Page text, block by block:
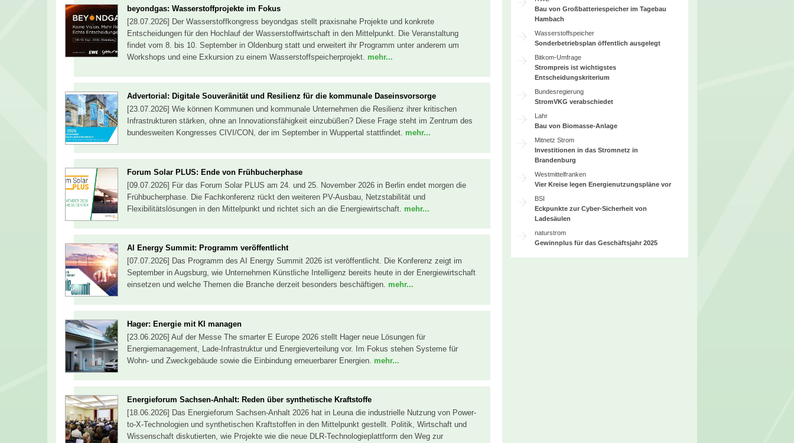
beyondgas: Wasserstoffprojekte im Fokus
[28.07.2026] Der Wasserstoffkongress beyondgas stellt praxisnahe Projekte und konkrete
Entscheidungen für den Hochlauf der Wasserstoffwirtschaft in den Mittelpunkt. Die Veranstaltung
findet vom 8. bis 10. September in Oldenburg statt und erweitert ihr Programm unter anderem um
Workshops und eine Exkursion zu einem Wasserstoffspeicherprojekt. mehr...
Advertorial: Digitale Souveränität und Resilienz für die kommunale Daseinsvorsorge
[23.07.2026] Wie können Kommunen und kommunale Unternehmen die Resilienz ihrer kritischen
Infrastrukturen stärken, ohne an Innovationsfähigkeit einzubüßen? Diese Frage steht im Zentrum des
bundesweiten Kongresses CIVI/CON, der im September in Wuppertal stattfindet. mehr...
Forum Solar PLUS: Ende von Frühbucherphase
[09.07.2026] Für das Forum Solar PLUS am 24. und 25. November 2026 in Berlin endet morgen die
Frühbucherphase. Die Fachkonferenz rückt den weiteren PV-Ausbau, Netzstabilität und
Flexibilitätslösungen in den Mittelpunkt und richtet sich an die Energiewirtschaft. mehr...
AI Energy Summit: Programm veröffentlicht
[07.07.2026] Das Programm des AI Energy Summit 2026 ist veröffentlicht. Die Konferenz zeigt im
September in Augsburg, wie Unternehmen Künstliche Intelligenz bereits heute in der Energiewirtschaft
einsetzen und welche Themen die Branche derzeit besonders beschäftigen. mehr...
Hager: Energie mit KI managen
[23.06.2026] Auf der Messe The smarter E Europe 2026 stellt Hager neue Lösungen für
Energiemanagement, Lade-Infrastruktur und Energieverteilung vor. Im Fokus stehen Systeme für
Wohn- und Zweckgebäude sowie die Einbindung erneuerbarer Energien. mehr...
Energieforum Sachsen-Anhalt: Reden über synthetische Kraftstoffe
[18.06.2026] Das Energieforum Sachsen-Anhalt 2026 hat in Leuna die industrielle Nutzung von Power-
to-X-Technologien und synthetischen Kraftstoffen in den Mittelpunkt gestellt. Politik, Wirtschaft und
Wissenschaft diskutierten, wie Projekte wie die neue DLR-Technologieplattform den Weg zur
Bau von Großbatteriespeicher im Tagebau
Hambach
Wasserstoffspeicher
Sonderbetriebsplan öffentlich ausgelegt
Bitkom-Umfrage
Strompreis ist wichtigstes
Entscheidungskriterium
Bundesregierung
StromVKG verabschiedet
Lahr
Bau von Biomasse-Anlage
Mitnetz Strom
Investitionen in das Stromnetz in
Brandenburg
Westmittelfranken
Vier Kreise legen Energienutzungspläne vor
BSI
Eckpunkte zur Cyber-Sicherheit von
Ladesäulen
naturstrom
Gewinnplus für das Geschäftsjahr 2025